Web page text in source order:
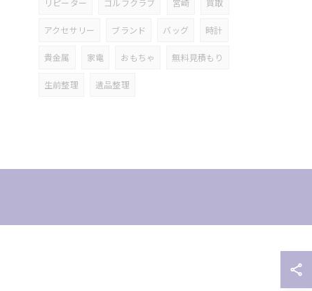
リピーター ゴルフクラブ 宮崎 買取
アクセサリー ブランド バッグ 時計
貴金属 家電 おもちゃ 無料見積もり
生前整理 遺品整理